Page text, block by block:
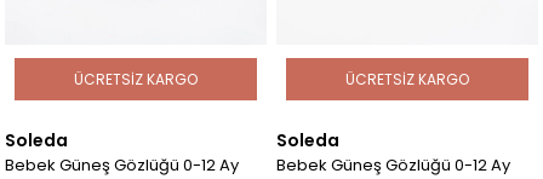
Soleda
Bebek Güneş Gözlüğü 0-12 Ay
ÜCRETSIZ KARGO
Soleda
Bebek Güneş Gözlüğü 0-12 Ay
ÜCRETSIZ KARGO